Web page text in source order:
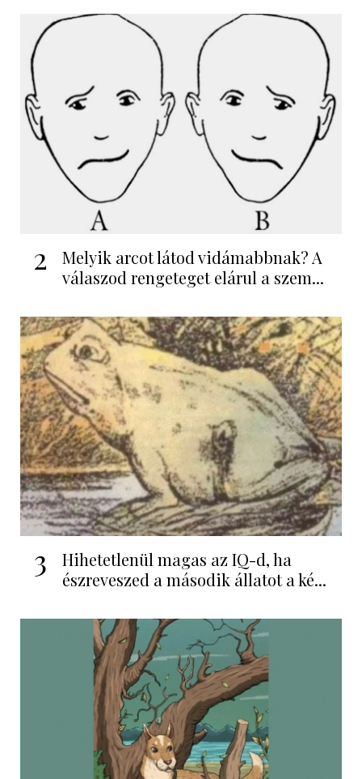
2
Melyik arcot látod vidámabbnak? A
válaszod rengeteget elárul a szem...
3
Hihetetlenül magas az IQ-d, ha
észreveszed a második állatot a ké...